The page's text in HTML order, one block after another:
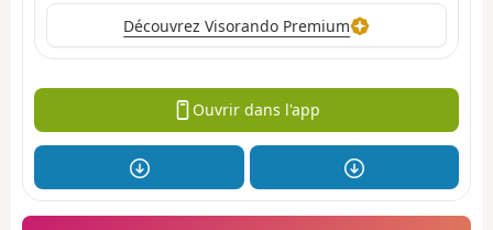
Découvrez Visorando Premium
Ouvrir dans l'app